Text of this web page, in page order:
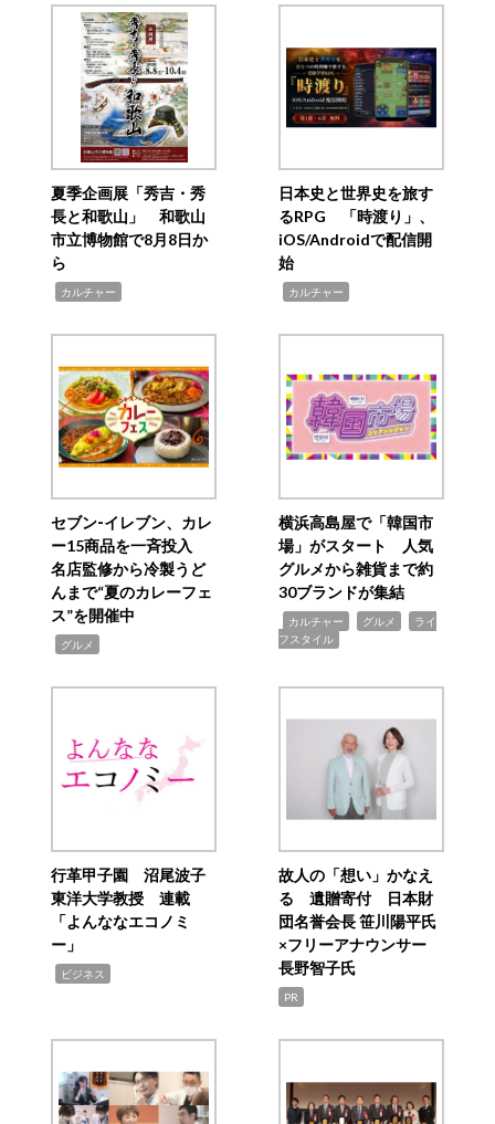
夏季企画展「秀吉・秀
長と和歌山」 和歌山
市立博物館で8月8日か
ら
カルチャー
日本史と世界史を旅す
るRPG 「時渡り」、
iOS/Androidで配信開
始
カルチャー
セブン‐イレブン、カレ
ー15商品を一斉投入
名店監修から冷製うど
んまで“夏のカレーフェ
ス”を開催中
グルメ
横浜高島屋で「韓国市
場」がスタート 人気
グルメから雑貨まで約
30ブランドが集結
カルチャー グルメ
ライ
フスタイル
行革甲子園 沼尾波子
東洋大学教授 連載
「よんななエコノミ
ー」
ビジネス
故人の「想い」かなえ
る 遺贈寄付 日本財
団名誉会長 笹川陽平氏
×フリーアナウンサー
長野智子氏
PR